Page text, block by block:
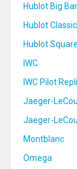
Hublot Big
Hublot
Hublot
IWC
IWC Pilot
Jaeger-
Jaeger-
Montblanc
Omega